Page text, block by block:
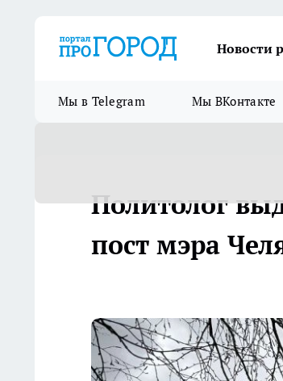
Новости
Мы в Telegram Мы ВКонтакте
Политолог
пост мэра